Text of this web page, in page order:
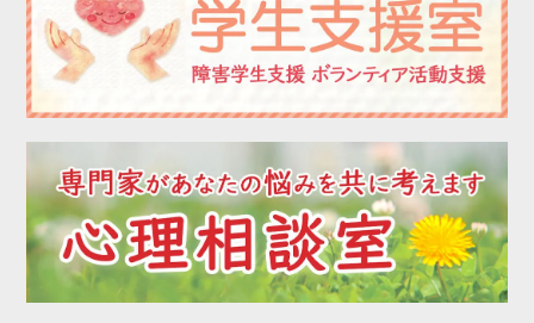
2022年09月
2022年08月
2022年05月
2022年04月
2022年03月
2022年02月